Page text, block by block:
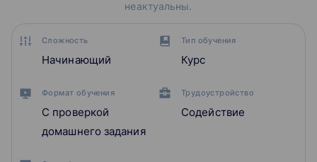
неактуальны.
Сложность
Начинающий
Тип обучения
Курс
Формат обучения
С проверкой
домашнего задания
Трудоустройство
Содействие